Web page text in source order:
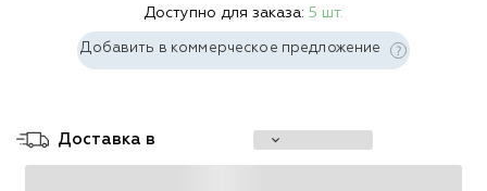
Доступно для заказа: 5 шт.
Добавить в коммерческое предложение
Доставка в